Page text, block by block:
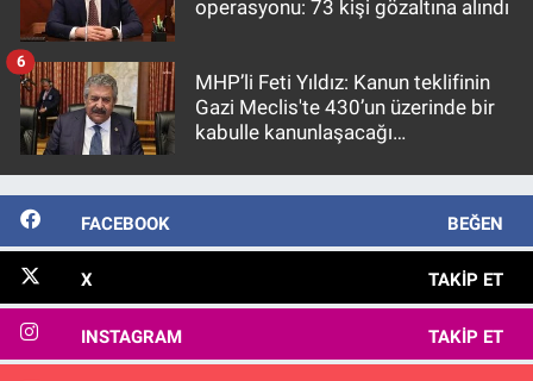
operasyonu: 73 kişi gözaltına alındı
MHP’li Feti Yıldız: Kanun teklifinin
Gazi Meclis'te 430’un üzerinde bir
kabulle kanunlaşacağı
6
FACEBOOK BEĞEN
X TAKIP ET
INSTAGRAM TAKIP ET